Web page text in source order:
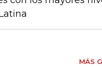
MÁS